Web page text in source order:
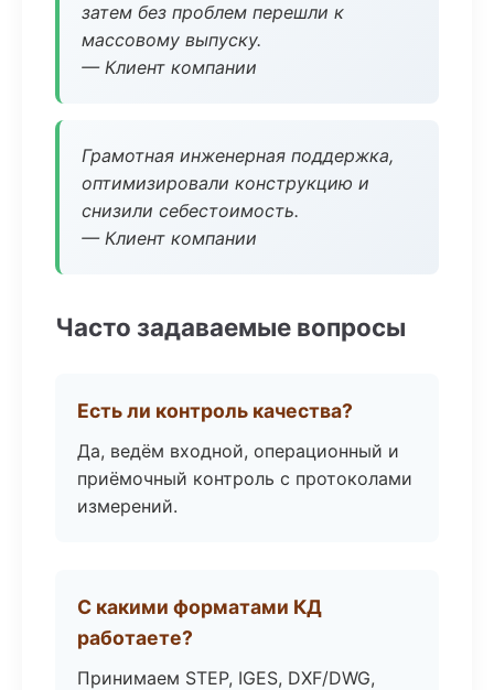
затем без проблем перешли к
массовому выпуску.
— Клиент компании
Грамотная инженерная поддержка,
оптимизировали конструкцию и
снизили себестоимость.
— Клиент компании
Часто задаваемые вопросы
Есть ли контроль качества?
Да, ведём входной, операционный и
приёмочный контроль с протоколами
измерений.
С какими форматами КД
работаете?
Принимаем STEP, IGES, DXF/DWG,